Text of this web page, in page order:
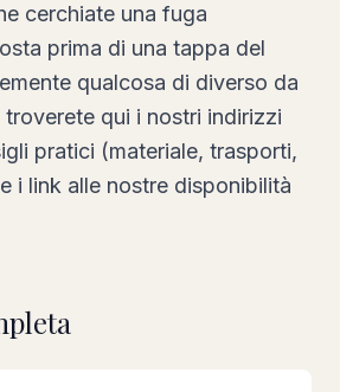
cerchiate una fuga
prima di una tappa del
qualcosa di diverso da
troverete qui i nostri indirizzi
pratici (materiale, trasporti,
i link alle nostre disponibilità